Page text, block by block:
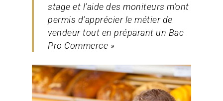
stage et l’aide des moniteurs m’ont
permis d’apprécier le métier de
vendeur tout en préparant un Bac
Pro Commerce »